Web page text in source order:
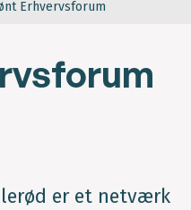
Erhvervsforum
er et netværk